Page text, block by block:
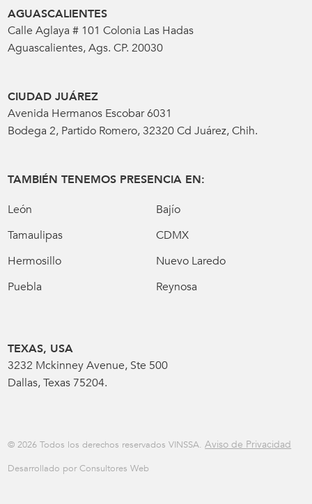
AGUASCALIENTES
Calle Aglaya # 101 Colonia Las Hadas
Aguascalientes, Ags. CP. 20030
CIUDAD JUÁREZ
Avenida Hermanos Escobar 6031
Bodega 2, Partido Romero, 32320 Cd Juárez, Chih.
TAMBIÉN TENEMOS PRESENCIA EN:
León
Bajío
Tamaulipas
CDMX
Hermosillo
Nuevo Laredo
Puebla
Reynosa
TEXAS, USA
3232 Mckinney Avenue, Ste 500
Dallas, Texas 75204.
© 2026 Todos los derechos reservados VINSSA.Aviso de Privacidad
Desarrollado por Consultores Web